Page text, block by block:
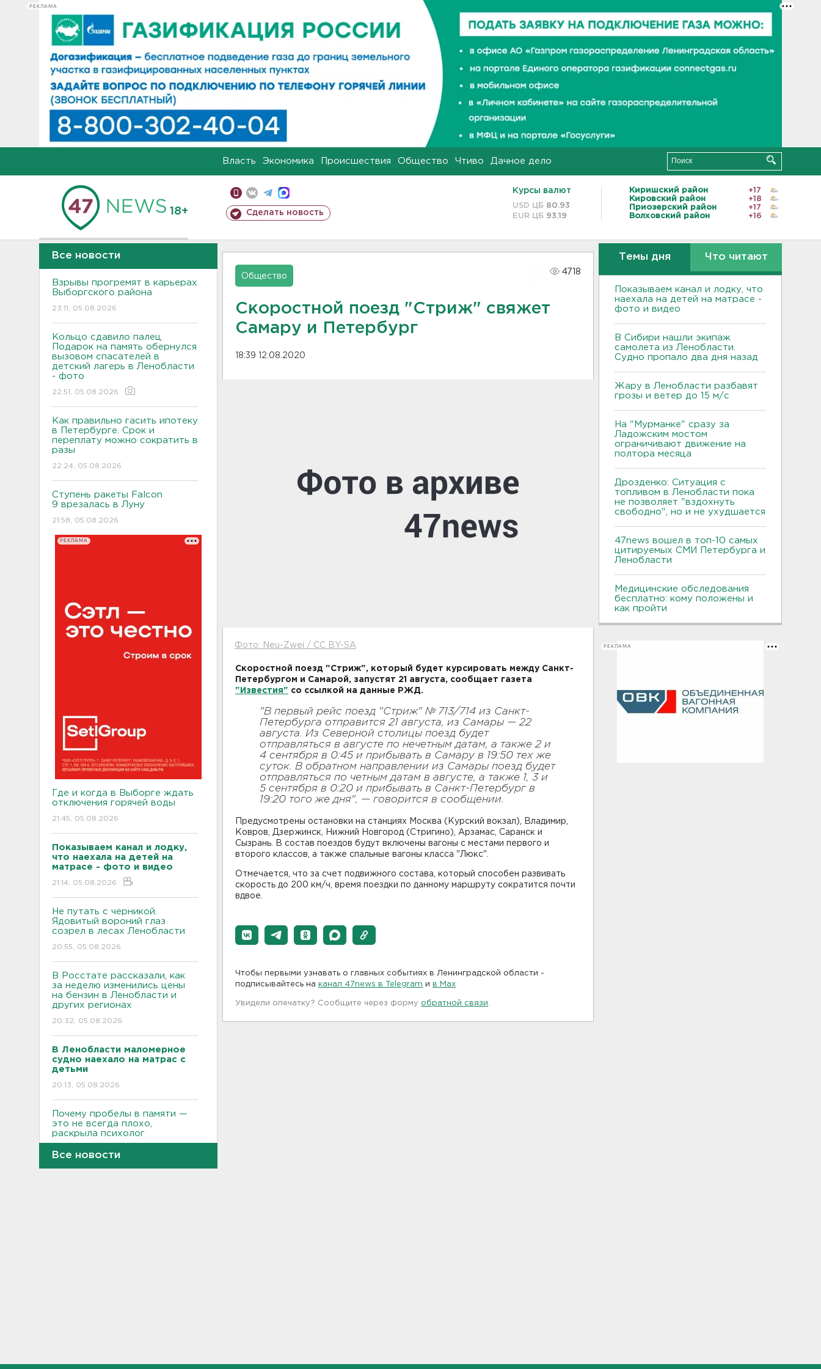
РЕКЛАМА
Власть Экономика Происшествия Общество Чтиво Дачное дело
18+ Сделать новость
Курсы валют
USD ЦБ 80.93
EUR ЦБ 93.19
Киришский район
+17
Кировский район
+18
Приозерский район
+17
Волховский район
+16
Все новости
Взрывы прогремят в карьерах
Выборгского района
23:11, 05.08.2026
Кольцо сдавило палец.
Подарок на память обернулся
вызовом спасателей в
детский лагерь в Ленобласти
- фото
22:51, 05.08.2026
Как правильно гасить ипотеку
в Петербурге. Срок и
переплату можно сократить в
разы
22:24, 05.08.2026
Ступень ракеты Falcon
9 врезалась в Луну
21:58, 05.08.2026
РЕКЛАМА
Где и когда в Выборге ждать
отключения горячей воды
21:45, 05.08.2026
Показываем канал и лодку,
что наехала на детей на
матрасе - фото и видео
21:14, 05.08.2026
Не путать с черникой.
Ядовитый вороний глаз
созрел в лесах Ленобласти
20:55, 05.08.2026
В Росстате рассказали, как
за неделю изменились цены
на бензин в Ленобласти и
других регионах
20:32, 05.08.2026
В Ленобласти маломерное
судно наехало на матрас с
детьми
20:13, 05.08.2026
Почему пробелы в памяти —
это не всегда плохо,
раскрыла психолог
Все новости
Общество
4718
Скоростной поезд "Стриж" свяжет
Самару и Петербург
18:39 12.08.2020
Фото: Neu-Zwei / CC BY-SA
Скоростной поезд "Стриж", который будет курсировать между Санкт-
Петербургом и Самарой, запустят 21 августа, сообщает газета
"Известия" со ссылкой на данные РЖД.
"В первый рейс поезд "Стриж" № 713/714 из Санкт-
Петербурга отправится 21 августа, из Самары — 22
августа. Из Северной столицы поезд будет
отправляться в августе по нечетным датам, а также 2 и
4 сентября в 0:45 и прибывать в Самару в 19:50 тех же
суток. В обратном направлении из Самары поезд будет
отправляться по четным датам в августе, а также 1, 3 и
5 сентября в 0:20 и прибывать в Санкт-Петербург в
19:20 того же дня", — говорится в сообщении.
Предусмотрены остановки на станциях Москва (Курский вокзал), Владимир,
Ковров, Дзержинск, Нижний Новгород (Стригино), Арзамас, Саранск и
Сызрань. В состав поездов будут включены вагоны с местами первого и
второго классов, а также спальные вагоны класса "Люкс".
Отмечается, что за счет подвижного состава, который способен развивать
скорость до 200 км/ч, время поездки по данному маршруту сократится почти
вдвое.
Чтобы первыми узнавать о главных событиях в Ленинградской области -
подписывайтесь на канал 47news в Telegram и в Maх
Увидели опечатку? Сообщите через форму обратной связи
Темы дня Что читают
Показываем канал и лодку, что
наехала на детей на матрасе -
фото и видео
В Сибири нашли экипаж
самолета из Ленобласти.
Судно пропало два дня назад
Жару в Ленобласти разбавят
грозы и ветер до 15 м/с
На "Мурманке" сразу за
Ладожским мостом
ограничивают движение на
полтора месяца
Дрозденко: Ситуация с
топливом в Ленобласти пока
не позволяет "вздохнуть
свободно", но и не ухудшается
47news вошел в топ-10 самых
цитируемых СМИ Петербурга и
Ленобласти
Медицинские обследования
бесплатно: кому положены и
как пройти
РЕКЛАМА